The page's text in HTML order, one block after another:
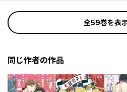
全59巻を表
同じ作者の作品